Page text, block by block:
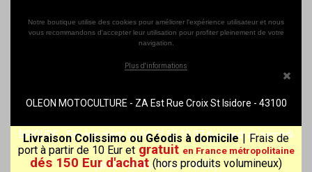
Notre boutique utilise des cookies pour améliorer l'expérience utilisateur et nous
vous recommandons d'accepter leur utilisation pour profiter pleinement de votre
navigation.
Plus d'informations
OLEON MOTOCULTURE - ZA Est Rue Croix St Isidore - 43100
BRIOUDE - Service client au 04 71 50 10 07 du mardi au samedi
(8h30-12h00/14h00-18h30)
Livraison Colissimo ou Géodis à domicile | Frais de
port à partir de 10 Eur et gratuit en France métropolitaine
dés 150 Eur d'achat (hors produits volumineux)